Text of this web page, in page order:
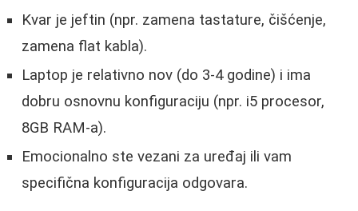
Kvar je jeftin (npr. zamena tastature, čišćenje,
zamena flat kabla).
Laptop je relativno nov (do 3-4 godine) i ima
dobru osnovnu konfiguraciju (npr. i5 procesor,
8GB RAM-a).
Emocionalno ste vezani za uređaj ili vam
specifična konfiguracija odgovara.